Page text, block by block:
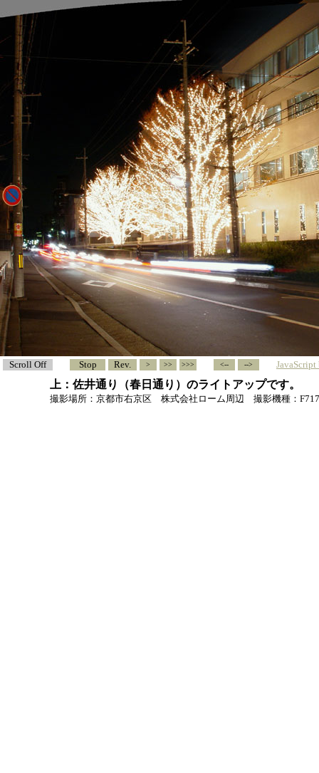
Scroll Off Stop Rev. > >> >>> <-- -->
上：佐井通り（春日通り）のライトアップです。
撮影場所：京都市右京区 株式会社ローム周辺 撮影機種：